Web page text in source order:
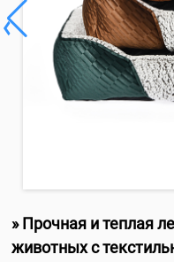
» Прочная и теплая
животных с